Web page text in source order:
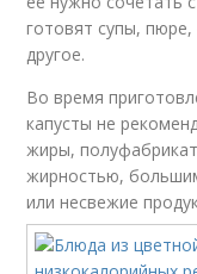
готовят супы, пюре,
другое.
Во время
капусты не
жиры,
жирностью,
или несвежие